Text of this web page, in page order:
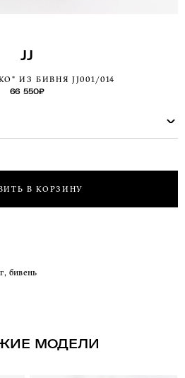
JJ
ИЗ БИВНЯ JJ001/014
66 550₽
В КОРЗИНУ
бивень
МОДЕЛИ